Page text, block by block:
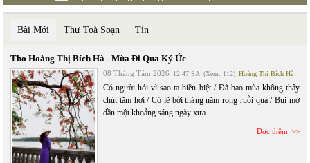
Bài Mới Thư Toà Soạn Tin
Thơ Hoàng Thị Bích Hà - Mùa Đi Qua Ký Ức
08 Tháng Tám 2026 12:47 SA (Xem: 112) Hoàng Thị Bích Hà
Có người hỏi vì sao ta biền biệt / Đã bao mùa không thấy
chút tăm hơi / Có lẽ bởi tháng năm rong ruỗi quá / Bụi mờ
dần một khoảng sáng ngày xưa
Đọc thêm